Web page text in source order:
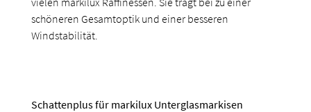
schöneren Gesamtoptik und einer besseren
Windstabilität.
Schattenplus für markilux Unterglasmarkisen